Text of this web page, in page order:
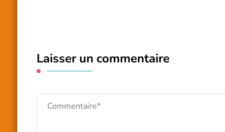
Laisser un commentaire